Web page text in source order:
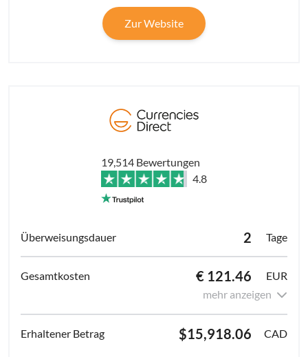
Zur Website
19,514 Bewertungen
4.8
2 Tage
€ 121.46
EUR
mehr anzeigen
$15,918.06 CAD